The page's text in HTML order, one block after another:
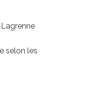
selon les